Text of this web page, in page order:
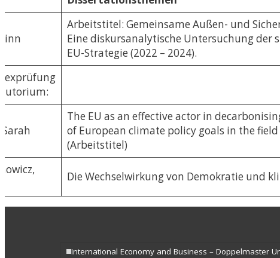
Arbeitstitel: Gemeinsame Außen- und
Eine diskursanalytische Untersuchung
EU-Strategie (2022 – 2024).
The EU as an effective actor in
of European climate policy goals in the
(Arbeitstitel)
Die Wechselwirkung von Demokratie und
International Economy and Business – Doppelmaster